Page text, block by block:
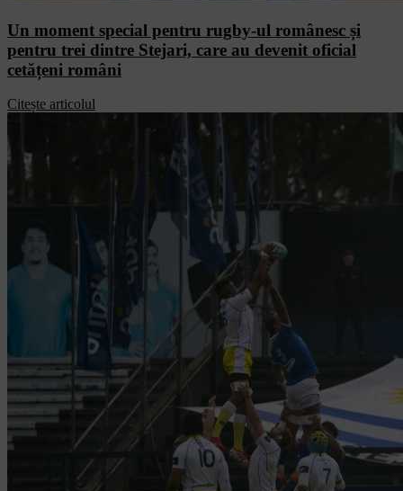
Un moment special pentru rugby-ul românesc și
pentru trei dintre Stejari, care au devenit oficial
cetățeni români
Citește articolul